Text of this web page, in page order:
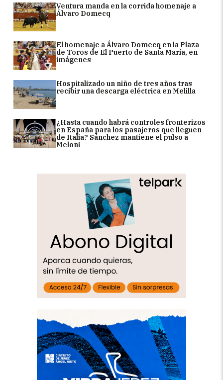
Ventura manda en la corrida homenaje a
Álvaro Domecq
El homenaje a Álvaro Domecq en la Plaza
de Toros de El Puerto de Santa María, en
imágenes
Hospitalizado un niño de tres años tras
recibir una descarga eléctrica en Melilla
¿Hasta cuando habrá controles fronterizos
en España para los pasajeros que lleguen
de Italia? Sánchez mantiene el pulso a
Meloni